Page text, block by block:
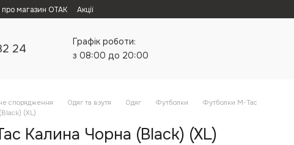
про магазин ОТАК Акції
24
Графік роботи:
з 08:00 до 20:00
спорядження Одяг та взутя Одяг Футболки
Футболки M-Tac
(XL)
Калина Чорна (Black) (XL)